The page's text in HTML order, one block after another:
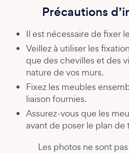
Précautions
Il est nécessaire de fixer
Veillez à utiliser les
que des chevilles et des
nature de vos murs.
Fixez les meubles
liaison fournies.
Assurez-vous que les
avant de poser le plan de
Les photos ne sont